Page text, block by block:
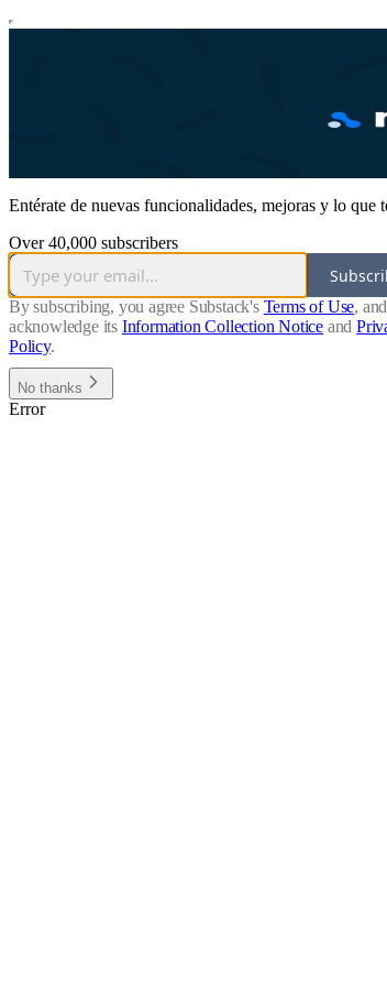
Entérate de nuevas funcionalidades, mejoras y lo que
Over 40,000 subscribers
By subscribing, you agree Substack's Terms of Use, and
acknowledge its Information Collection Notice and
Policy.
No thanks
Error